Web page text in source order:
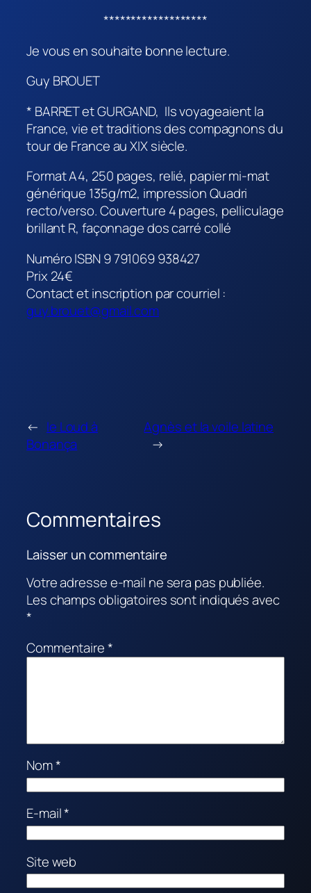
*******************
Je vous en souhaite bonne lecture.
Guy BROUET
* BARRET et GURGAND, Ils voyageaient la
France, vie et traditions des compagnons du
tour de France au XIX siècle.
Format A4, 250 pages, relié, papier mi-mat
générique 135g/m2, impression Quadri
recto/verso. Couverture 4 pages, pelliculage
brillant R, façonnage dos carré collé
Numéro ISBN 9 791069 938427
Prix 24€
Contact et inscription par courriel :
guy.brouet@gmail.com
← le Loud à
Bonança
Agnès et la voile latine
→
Commentaires
Laisser un commentaire
Votre adresse e-mail ne sera pas publiée.
Les champs obligatoires sont indiqués avec
*
Commentaire*
Nom*
E-mail*
Site web